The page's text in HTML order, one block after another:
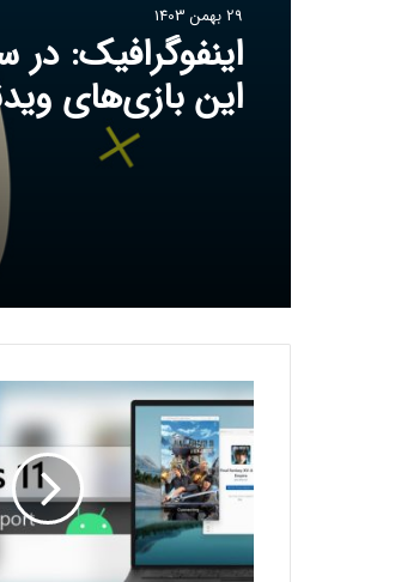
29 بهمن 1403
این بازی‌های
بازی
29 بهمن 1403
رفع فیلتر
سازندگان
پ
ت
ی
ب
ن
ی